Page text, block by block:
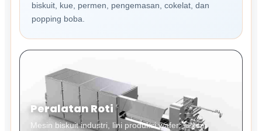
biskuit, kue, permen, pengemasan, cokelat, dan
popping boba.
Peralatan Roti
Mesin biskuit industri, lini produksi wafer, sistem